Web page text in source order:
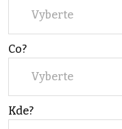
Vyberte
Co?
Vyberte
Kde?